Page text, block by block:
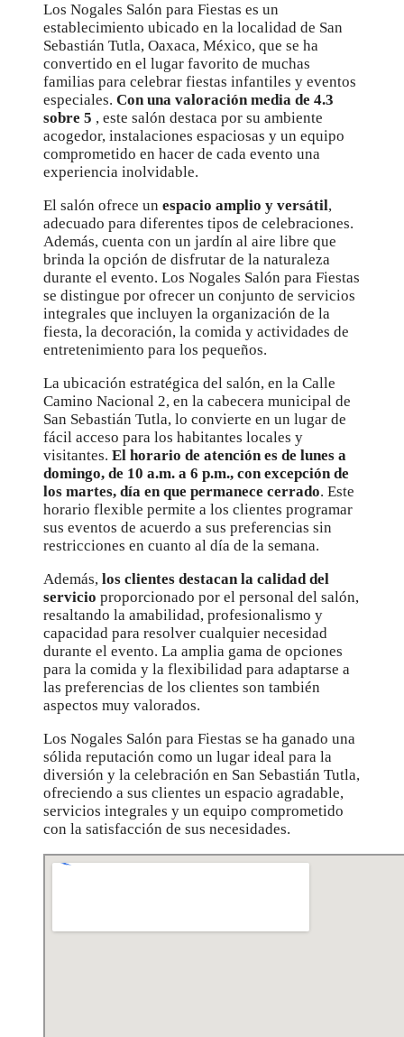
Los Nogales Salón para Fiestas es un
establecimiento ubicado en la localidad de San
Sebastián Tutla, Oaxaca, México, que se ha
convertido en el lugar favorito de muchas
familias para celebrar fiestas infantiles y eventos
especiales. Con una valoración media de 4.3
sobre 5 , este salón destaca por su ambiente
acogedor, instalaciones espaciosas y un equipo
comprometido en hacer de cada evento una
experiencia inolvidable.
El salón ofrece un espacio amplio y versátil,
adecuado para diferentes tipos de celebraciones.
Además, cuenta con un jardín al aire libre que
brinda la opción de disfrutar de la naturaleza
durante el evento. Los Nogales Salón para Fiestas
se distingue por ofrecer un conjunto de servicios
integrales que incluyen la organización de la
fiesta, la decoración, la comida y actividades de
entretenimiento para los pequeños.
La ubicación estratégica del salón, en la Calle
Camino Nacional 2, en la cabecera municipal de
San Sebastián Tutla, lo convierte en un lugar de
fácil acceso para los habitantes locales y
visitantes. El horario de atención es de lunes a
domingo, de 10 a.m. a 6 p.m., con excepción de
los martes, día en que permanece cerrado. Este
horario flexible permite a los clientes programar
sus eventos de acuerdo a sus preferencias sin
restricciones en cuanto al día de la semana.
Además, los clientes destacan la calidad del
servicio proporcionado por el personal del salón,
resaltando la amabilidad, profesionalismo y
capacidad para resolver cualquier necesidad
durante el evento. La amplia gama de opciones
para la comida y la flexibilidad para adaptarse a
las preferencias de los clientes son también
aspectos muy valorados.
Los Nogales Salón para Fiestas se ha ganado una
sólida reputación como un lugar ideal para la
diversión y la celebración en San Sebastián Tutla,
ofreciendo a sus clientes un espacio agradable,
servicios integrales y un equipo comprometido
con la satisfacción de sus necesidades.